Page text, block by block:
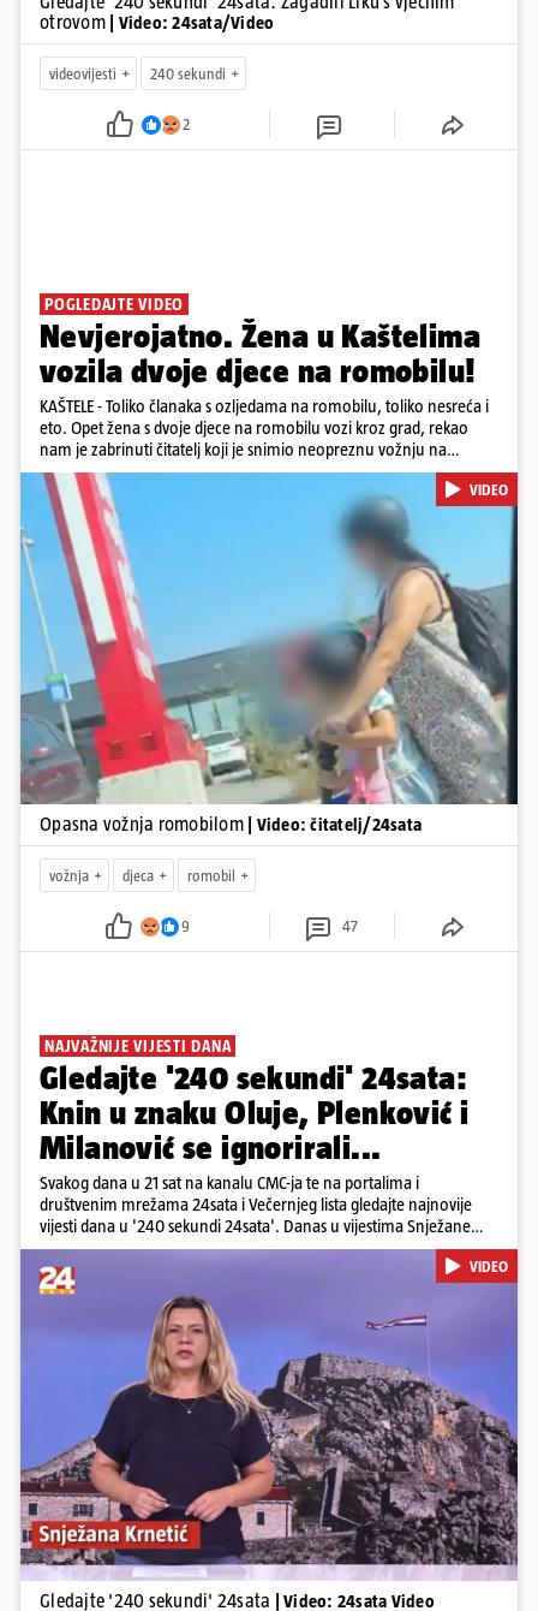
otrovom
| Video: 24sata/Video
videovijesti 240 sekundi
2
POGLEDAJTE VIDEO
Nevjerojatno. Žena u Kaštelima
vozila dvoje djece na romobilu!
KAŠTELE - Toliko članaka s ozljedama na romobilu, toliko nesreća i
eto. Opet žena s dvoje djece na romobilu vozi kroz grad, rekao
nam je zabrinuti čitatelj koji je snimio neopreznu vožnju na
romobilu u četvrtak prijepodne kroz Kaštele. Podsjetimo, mjesec i
pol od smrti dječaka (14) u Metkoviću, pad s električnog romobila
odnio je još jedan mladi život. Unatoč naporima liječnika KBC-a
Zagreb, u ponedjeljak maloljetnik je podlegao ozljedama
zadobivenima u padu s romobila.
Pokretanje videa...
VIDEO
Opasna vožnja romobilom | Video: čitatelj/24sata
vožnja djeca romobil
9 47
NAJVAŽNIJE VIJESTI DANA
Gledajte '240 sekundi' 24sata:
Knin u znaku Oluje, Plenković i
Milanović se ignorirali...
Svakog dana u 21 sat na kanalu CMC-ja te na portalima i
društvenim mrežama 24sata i Večernjeg lista gledajte najnovije
vijesti dana u '240 sekundi 24sata'. Danas u vijestima Snježane
Krnetić: Hrvatska je obilježila 31. obljetnicu Oluje, a pažnju je
privuklo ignoriranje predsjednika Zorana Milanovića i premijera
Andreja Plenkovića u Kninu. Donosimo i detalje o većim
braniteljskim mirovinama, apelu obitelji Hrvata u komi u Irskoj,
upozorenjima nakon nove tragedije na električnom romobilu te
smanjenju proizvodnje u nuklearnoj elektrani Krško.
Pokretanje videa...
VIDEO
Gledajte '240 sekundi' 24sata | Video: 24sata Video